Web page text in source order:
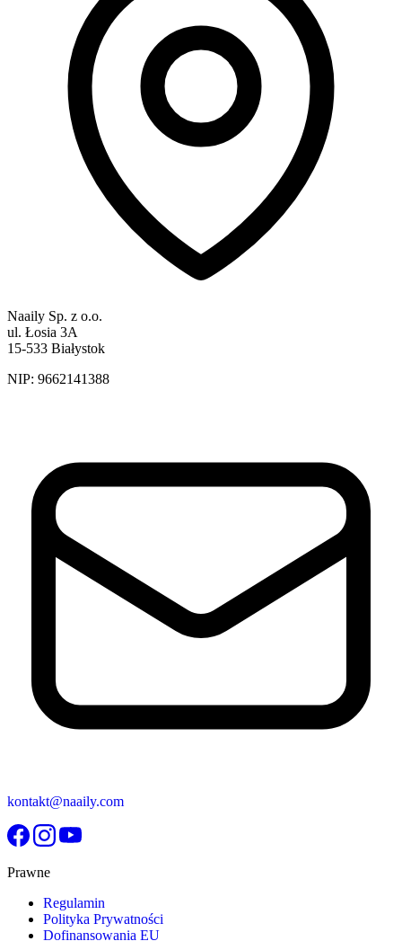
Naaily Sp. z o.o.
ul. Łosia 3A
15-533 Białystok
NIP: 9662141388
kontakt@naaily.com
Prawne
Regulamin
Polityka Prywatności
Dofinansowania EU